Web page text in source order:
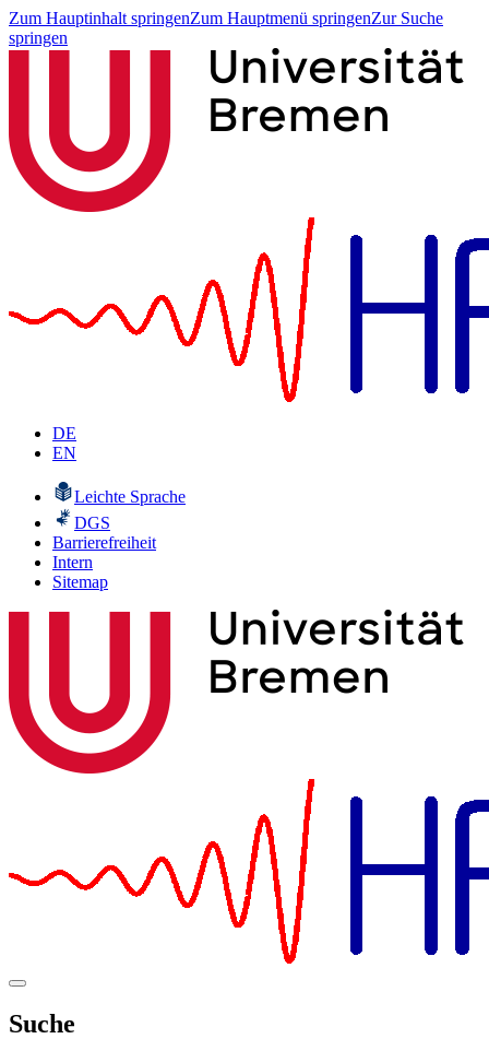
Zum Hauptinhalt springenZum Hauptmenü springenZur Suche
springen
DE
EN
Leichte Sprache
DGS
Barrierefreiheit
Intern
Sitemap
Suche